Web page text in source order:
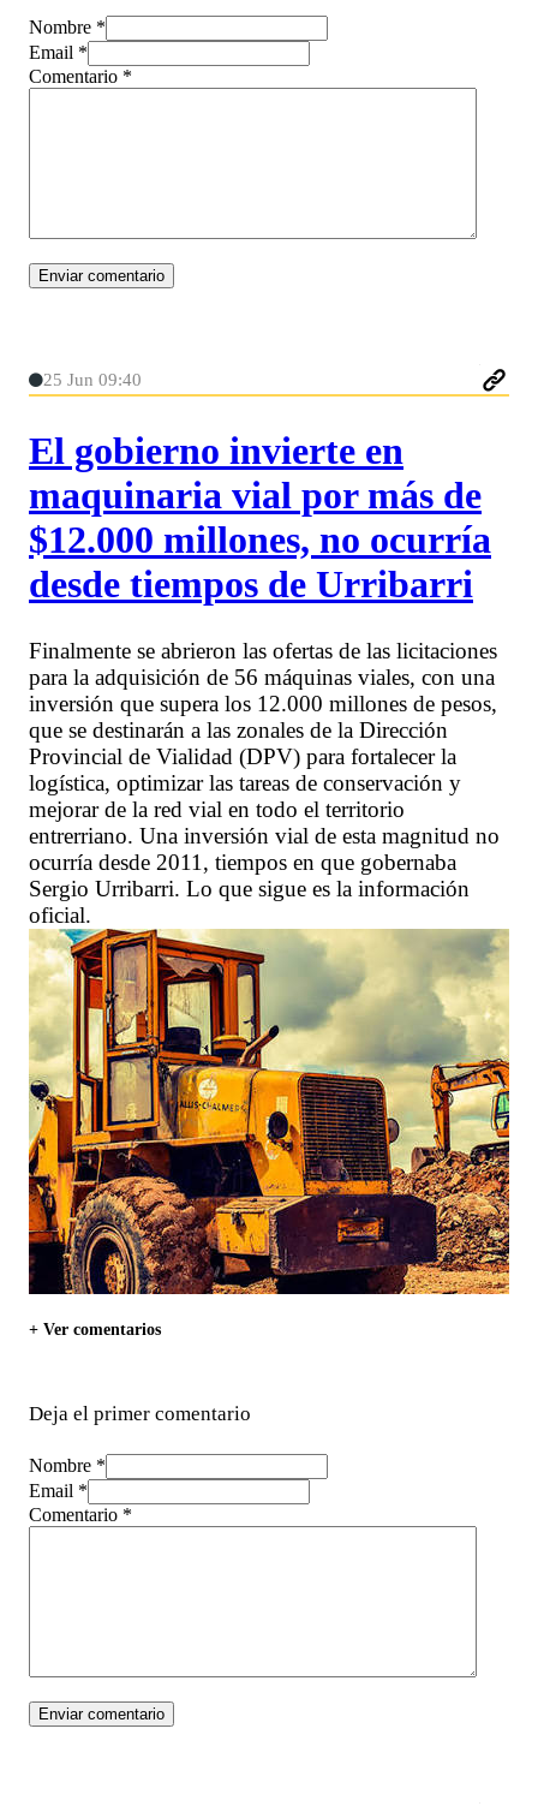
Nombre *
Email *
Comentario *
25 Jun 09:40
El gobierno invierte en
maquinaria vial por más de
$12.000 millones, no ocurría
desde tiempos de Urribarri
Finalmente se abrieron las ofertas de las licitaciones
para la adquisición de 56 máquinas viales, con una
inversión que supera los 12.000 millones de pesos,
que se destinarán a las zonales de la Dirección
Provincial de Vialidad (DPV) para fortalecer la
logística, optimizar las tareas de conservación y
mejorar de la red vial en todo el territorio
entrerriano. Una inversión vial de esta magnitud no
ocurría desde 2011, tiempos en que gobernaba
Sergio Urribarri. Lo que sigue es la información
oficial.
+ Ver comentarios
Deja el primer comentario
Nombre *
Email *
Comentario *